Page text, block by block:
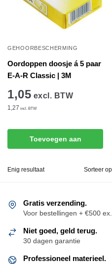
GEHOORBESCHERMING
Oordoppen doosje á 5 paar
E-A-R Classic | 3M
1,05 excl. BTW
1,27 incl. BTW
Toevoegen aan
Enig resultaat
Gratis verzending.
Voor bestellingen + €500 ex.
Niet goed, geld terug.
30 dagen garantie
Professioneel materieel.